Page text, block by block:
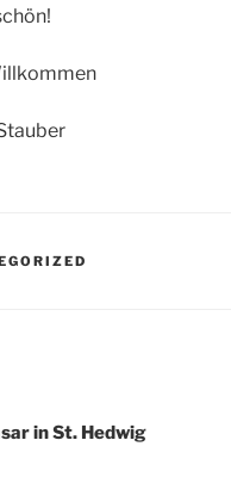
in St. Hedwig